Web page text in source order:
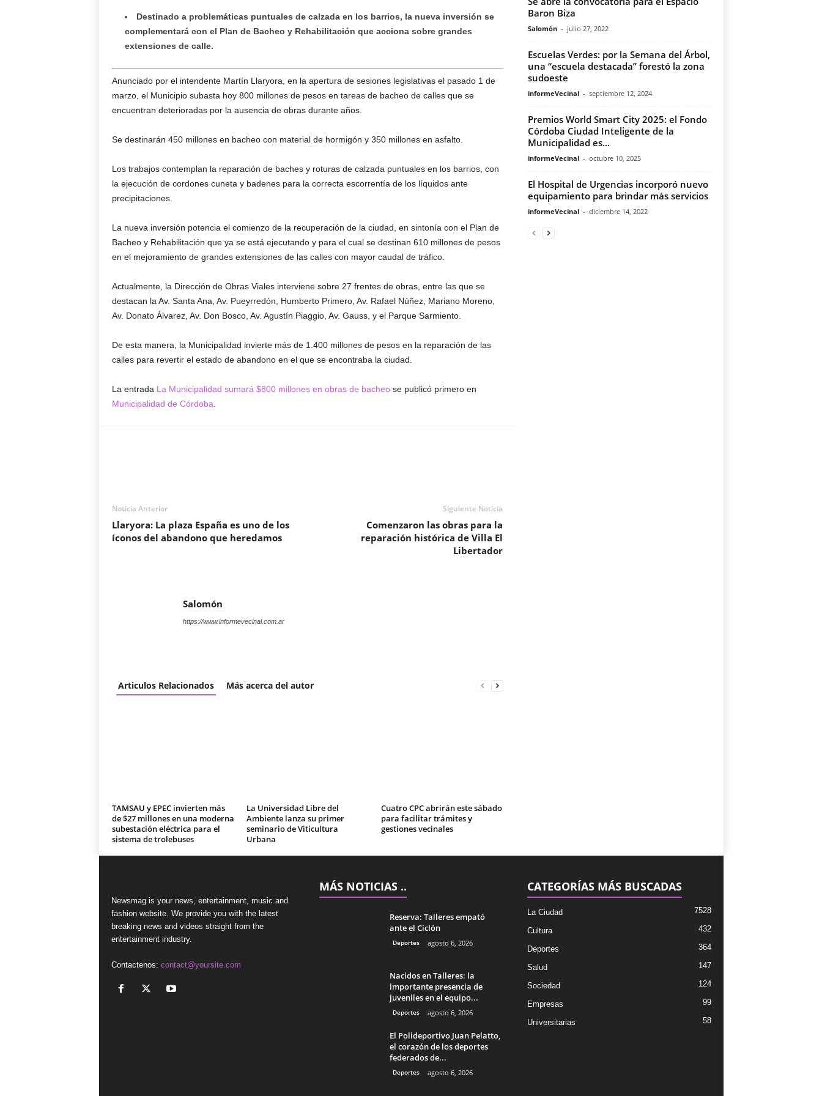
Destinado a problemáticas puntuales de calzada en los barrios, la nueva inversión se
complementará con el Plan de Bacheo y Rehabilitación que acciona sobre grandes
extensiones de calle.
Anunciado por el intendente Martín Llaryora, en la apertura de sesiones legislativas el pasado 1 de
marzo, el Municipio subasta hoy 800 millones de pesos en tareas de bacheo de calles que se
encuentran deterioradas por la ausencia de obras durante años.
Se destinarán 450 millones en bacheo con material de hormigón y 350 millones en asfalto.
Los trabajos contemplan la reparación de baches y roturas de calzada puntuales en los barrios, con
la ejecución de cordones cuneta y badenes para la correcta escorrentía de los líquidos ante
precipitaciones.
La nueva inversión potencia el comienzo de la recuperación de la ciudad, en sintonía con el Plan de
Bacheo y Rehabilitación que ya se está ejecutando y para el cual se destinan 610 millones de pesos
en el mejoramiento de grandes extensiones de las calles con mayor caudal de tráfico.
Actualmente, la Dirección de Obras Viales interviene sobre 27 frentes de obras, entre las que se
destacan la Av. Santa Ana, Av. Pueyrredón, Humberto Primero, Av. Rafael Núñez, Mariano Moreno,
Av. Donato Álvarez, Av. Don Bosco, Av. Agustín Piaggio, Av. Gauss, y el Parque Sarmiento.
De esta manera, la Municipalidad invierte más de 1.400 millones de pesos en la reparación de las
calles para revertir el estado de abandono en el que se encontraba la ciudad.
La entrada La Municipalidad sumará $800 millones en obras de bacheose publicó primero en
Municipalidad de Córdoba
Noticia Anterior
Llaryora: La plaza España es uno de los
íconos del abandono que heredamos
Siguiente Noticia
Comenzaron las obras para la
reparación histórica de Villa El
Libertador
Salomón
https://www.informevecinal.com.ar
Articulos Relacionados Más acerca del autor
TAMSAU y EPEC invierten más
de $27 millones en una moderna
subestación eléctrica para el
sistema de trolebuses
La Universidad Libre del
Ambiente lanza su primer
seminario de Viticultura
Urbana
Cuatro CPC abrirán este sábado
para facilitar trámites y
gestiones vecinales
Baron Biza
Salomón - julio 27, 2022
Escuelas Verdes: por la Semana del Árbol,
una “escuela destacada” forestó la zona
sudoeste
informeVecinal - septiembre 12, 2024
Premios World Smart City 2025: el Fondo
Córdoba Ciudad Inteligente de la
Municipalidad es...
informeVecinal - octubre 10, 2025
El Hospital de Urgencias incorporó nuevo
equipamiento para brindar más servicios
informeVecinal - diciembre 14, 2022
Newsmag is your news, entertainment, music and
fashion website. We provide you with the latest
breaking news and videos straight from the
entertainment industry.
Contactenos: contact@yoursite.com
MÁS NOTICIAS ..
Reserva: Talleres empató
ante el Ciclón
Deportes agosto 6, 2026
Nacidos en Talleres: la
importante presencia de
juveniles en el equipo...
Deportes agosto 6, 2026
El Polideportivo Juan Pelatto,
el corazón de los deportes
federados de...
Deportes agosto 6, 2026
CATEGORÍAS MÁS BUSCADAS
La Ciudad 7528
Cultura 432
Deportes 364
Salud 147
Sociedad 124
Empresas 99
Universitarias 58